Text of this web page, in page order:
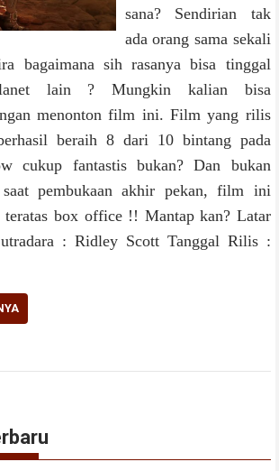
sana? Sendirian tak
ada orang sama sekali
bagaimana sih rasanya bisa tinggal
lain ? Mungkin kalian bisa
menonton film ini. Film yang rilis
beraih 8 dari 10 bintang pada
cukup fantastis bukan? Dan bukan
pembukaan akhir pekan, film ini
teratas box office !! Mantap kan? Latar
: Ridley Scott Tanggal Rilis :